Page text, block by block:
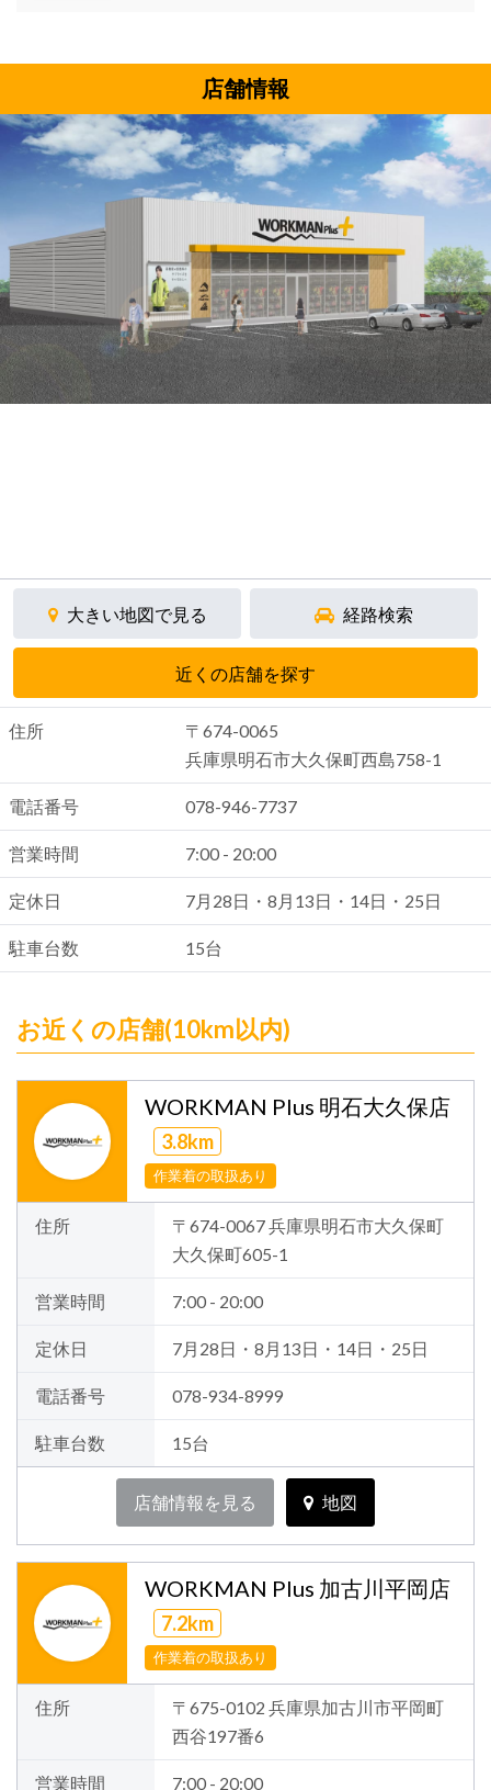
店舗情報
大きい地図で見る 経路検索
近くの店舗を探す
住所
〒674-0065
兵庫県明石市大久保町西島758-1
電話番号 078-946-7737
営業時間 7:00 - 20:00
定休日 7月28日・8月13日・14日・25日
駐車台数 15台
お近くの店舗(10km以内)
WORKMAN Plus 明石大久保店
3.8km
作業着の取扱あり
住所
〒674-0067 兵庫県明石市大久保町
大久保町605-1
営業時間 7:00 - 20:00
定休日 7月28日・8月13日・14日・25日
電話番号 078-934-8999
駐車台数 15台
店舗情報を見る 地図
WORKMAN Plus 加古川平岡店
7.2km
作業着の取扱あり
住所
〒675-0102 兵庫県加古川市平岡町
西谷197番6
営業時間 7:00 - 20:00